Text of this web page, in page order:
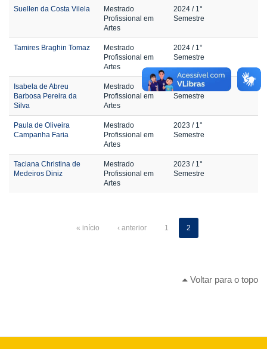
Suellen da Costa Vilela
Mestrado
Profissional em
Artes
2024 / 1°
Semestre
Tamires Braghin Tomaz
Mestrado
Profissional em
Artes
2024 / 1°
Semestre
Isabela de Abreu
Barbosa Pereira da
Silva
Mestrado
Profissional em
Artes
2023/ 1°
Semestre
Paula de Oliveira
Campanha Faria
Mestrado
Profissional em
Artes
2023 / 1°
Semestre
Taciana Christina de
Medeiros Diniz
Mestrado
Profissional em
Artes
2023 / 1°
Semestre
« início ‹ anterior 1 2
Voltar para o topo